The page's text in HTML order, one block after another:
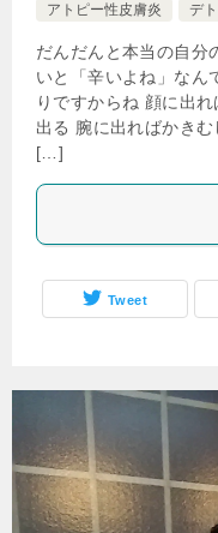
アトピー性皮膚炎 デ
だんだんと本当の自分
いと「辛いよね」なん
りですからね 顔に出
出る 腕に出ればかき
[…]
Tweet